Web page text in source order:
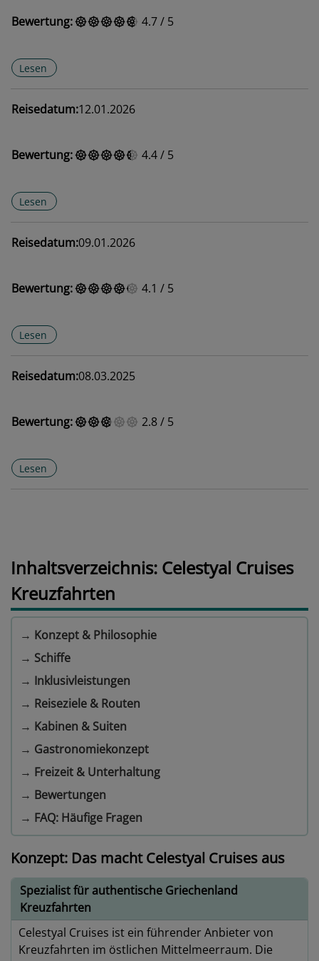
Bewertung: 4.7/ 5
Lesen
Reisedatum:12.01.2026
Bewertung: 4.4/ 5
Lesen
Reisedatum:09.01.2026
Bewertung: 4.1 / 5
Lesen
Reisedatum:08.03.2025
Bewertung: 2.8/ 5
Lesen
Inhaltsverzeichnis: Celestyal Cruises
Kreuzfahrten
→ Konzept & Philosophie
→ Schiffe
→ Inklusivleistungen
→ Reiseziele & Routen
→ Kabinen & Suiten
→ Gastronomiekonzept
→ Freizeit & Unterhaltung
→ Bewertungen
→ FAQ: Häufige Fragen
Konzept: Das macht Celestyal Cruises aus
Spezialist für authentische Griechenland
Kreuzfahrten
Celestyal Cruises ist ein führender Anbieter von
Kreuzfahrten im östlichen Mittelmeerraum. Die